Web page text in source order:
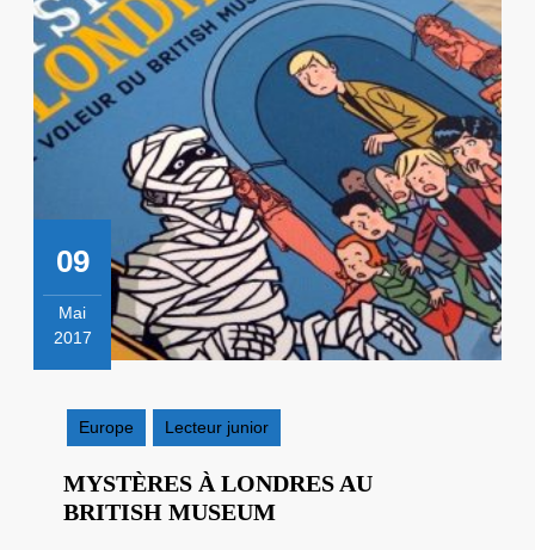
09
Mai
2017
2017
Europe
Lecteur junior
MYSTÈRES À LONDRES AU
BRITISH MUSEUMMYSTÈRES